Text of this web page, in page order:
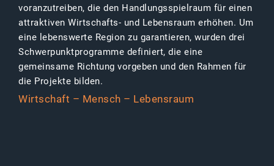
voranzutreiben, die den Handlungsspielraum für einen
attraktiven Wirtschafts- und Lebensraum erhöhen. Um
eine lebenswerte Region zu garantieren, wurden drei
Schwerpunktprogramme definiert, die eine
gemeinsame Richtung vorgeben und den Rahmen für
die Projekte bilden.
Wirtschaft – Mensch – Lebensraum